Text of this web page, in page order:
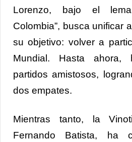
Lorenzo, bajo el
Colombia”, busca unificar
su objetivo: volver a
Mundial. Hasta ahora,
partidos amistosos,
dos empates.
Mientras tanto, la
Fernando Batista, ha